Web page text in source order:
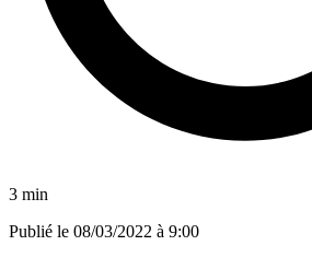
3 min
Publié le 08/03/2022 à 9:00